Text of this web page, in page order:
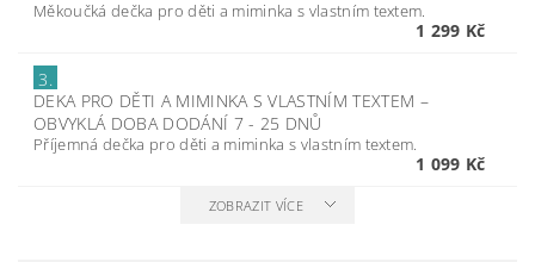
Měkoučká dečka pro děti a miminka s vlastním textem.
1 299 Kč
3.
DEKA PRO DĚTI A MIMINKA S VLASTNÍM TEXTEM –
OBVYKLÁ DOBA DODÁNÍ 7 - 25 DNŮ
Příjemná dečka pro děti a miminka s vlastním textem.
1 099 Kč
ZOBRAZIT VÍCE